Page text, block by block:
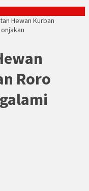
Hewan Kurban
Roro